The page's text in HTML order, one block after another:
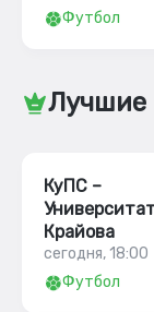
Футбол
Лучшие
КуПС –
Крайова
сегодня, 18:00
Футбол